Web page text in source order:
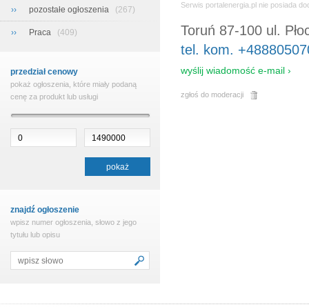
›› pozostałe ogłoszenia (267)
›› Praca (409)
przedział cenowy
pokaż ogłoszenia, które miały podaną
cenę za produkt lub usługi
znajdź ogłoszenie
wpisz numer ogłoszenia, słowo z jego
tytułu lub opisu
Serwis portalenergia.pl nie posiada
Toruń 87-100 ul.
tel. kom.
wyślij wiadomość e-mail ›
zgłoś do moderacji